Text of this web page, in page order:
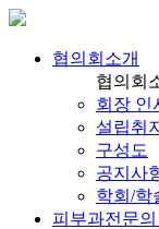
협의회소개
협의회
회장 인
설립취
구성도
공지사
학회/학
피부과전문